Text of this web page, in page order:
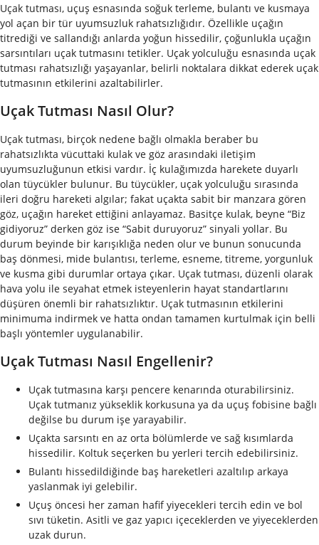
Uçak tutması, uçuş esnasında soğuk terleme, bulantı ve kusmaya
yol açan bir tür uyumsuzluk rahatsızlığıdır. Özellikle uçağın
titrediği ve sallandığı anlarda yoğun hissedilir, çoğunlukla uçağın
sarsıntıları uçak tutmasını tetikler. Uçak yolculuğu esnasında uçak
tutması rahatsızlığı yaşayanlar, belirli noktalara dikkat ederek uçak
tutmasının etkilerini azaltabilirler.
Uçak Tutması Nasıl Olur?
Uçak tutması, birçok nedene bağlı olmakla beraber bu
rahatsızlıkta vücuttaki kulak ve göz arasındaki iletişim
uyumsuzluğunun etkisi vardır. İç kulağımızda harekete duyarlı
olan tüycükler bulunur. Bu tüycükler, uçak yolculuğu sırasında
ileri doğru hareketi algılar; fakat uçakta sabit bir manzara gören
göz, uçağın hareket ettiğini anlayamaz. Basitçe kulak, beyne “Biz
gidiyoruz” derken göz ise “Sabit duruyoruz” sinyali yollar. Bu
durum beyinde bir karışıklığa neden olur ve bunun sonucunda
baş dönmesi, mide bulantısı, terleme, esneme, titreme, yorgunluk
ve kusma gibi durumlar ortaya çıkar. Uçak tutması, düzenli olarak
hava yolu ile seyahat etmek isteyenlerin hayat standartlarını
düşüren önemli bir rahatsızlıktır. Uçak tutmasının etkilerini
minimuma indirmek ve hatta ondan tamamen kurtulmak için belli
başlı yöntemler uygulanabilir.
Uçak Tutması Nasıl Engellenir?
Uçak tutmasına karşı pencere kenarında oturabilirsiniz.
Uçak tutmanız yükseklik korkusuna ya da uçuş fobisine bağlı
değilse bu durum işe yarayabilir.
Uçakta sarsıntı en az orta bölümlerde ve sağ kısımlarda
hissedilir. Koltuk seçerken bu yerleri tercih edebilirsiniz.
Bulantı hissedildiğinde baş hareketleri azaltılıp arkaya
yaslanmak iyi gelebilir.
Uçuş öncesi her zaman hafif yiyecekleri tercih edin ve bol
sıvı tüketin. Asitli ve gaz yapıcı içeceklerden ve yiyeceklerden
uzak durun.